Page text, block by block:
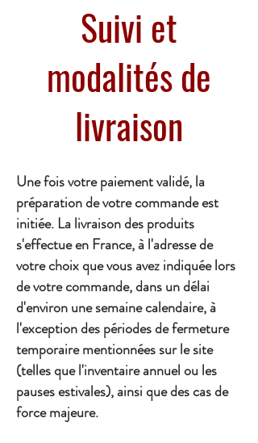
Suivi et
modalités de
livraison
Une fois votre paiement validé, la
préparation de votre commande est
initiée. La livraison des produits
s'effectue en France, à l'adresse de
votre choix que vous avez indiquée lors
de votre commande, dans un délai
d'environ une semaine calendaire, à
l'exception des périodes de fermeture
temporaire mentionnées sur le site
(telles que l'inventaire annuel ou les
pauses estivales), ainsi que des cas de
force majeure.